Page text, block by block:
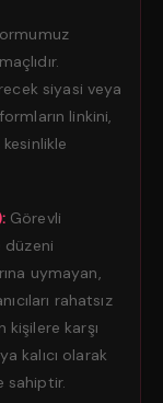
siyasi veya
linkini,
kesinlikle
Görevli
düzeni
uymayan,
rahatsız
kişilere karşı
kalıcı olarak
sahiptir.